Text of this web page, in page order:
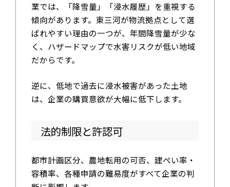
業では、「降雪量」「浸水履歴」を重視する
傾向があります。東三河が物流拠点として選
ばれやすい理由の一つが、年間降雪量が少な
く、ハザードマップで水害リスクが低い地域
だからです。
逆に、低地で過去に浸水被害があった土地
は、企業の購買意欲が大幅に低下します。
法的制限と許認可
都市計画区分、農地転用の可否、建ぺい率・
容積率、各種申請の難易度がすべて企業の判